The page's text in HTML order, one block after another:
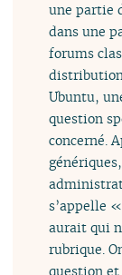
une partie
dans une
forums
Ubuntu,
question
concerné.
s’appelle
aurait qui
rubrique.
question